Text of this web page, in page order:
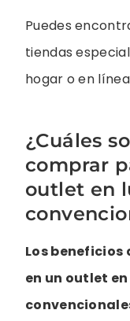
Puedes
tiendas
hogar o en
¿Cuáles
comprar
outlet en
Los
en un outlet